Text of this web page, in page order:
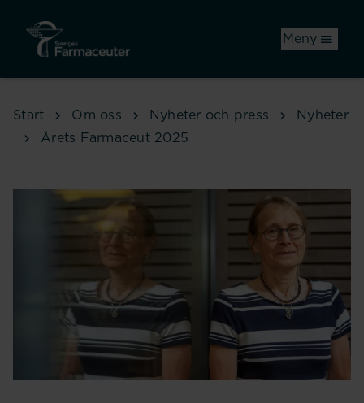
Meny
Start Om oss Nyheter och press
Nyheter
Årets Farmaceut 2025